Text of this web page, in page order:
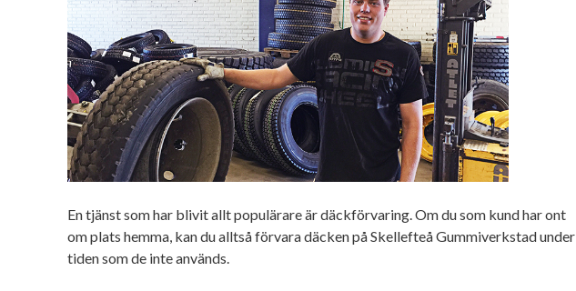
En tjänst som har blivit allt populärare är däckförvaring. Om du som kund har ont
om plats hemma, kan du alltså förvara däcken på Skellefteå Gummiverkstad under
tiden som de inte används.